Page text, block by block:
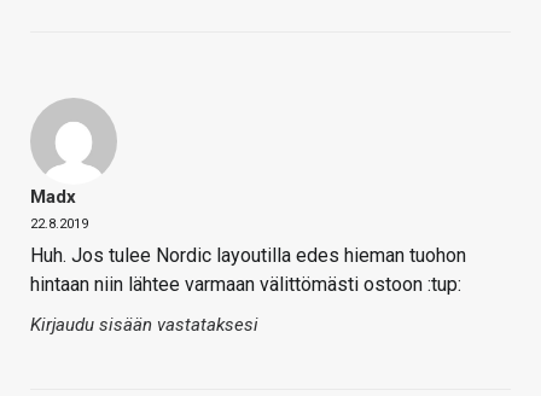
Madx
22.8.2019
Huh. Jos tulee Nordic layoutilla edes hieman tuohon
hintaan niin lähtee varmaan välittömästi ostoon :tup:
Kirjaudu sisään vastataksesi